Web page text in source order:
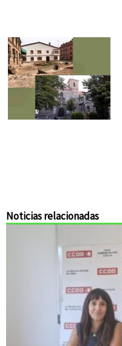
Noticias relacionadas